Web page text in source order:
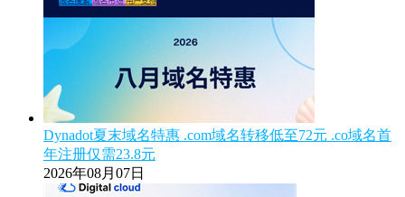
Dynadot夏末域名特惠 .com域名转移低至72元 .co域名首
年注册仅需23.8元
2026年08月07日